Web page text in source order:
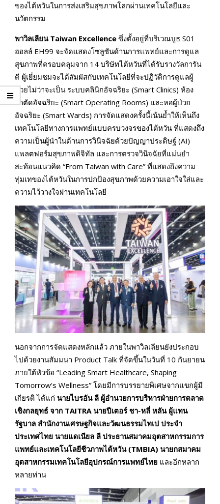
ของไต้หวันในการส่งเสริมสุขภาพโลกผ่านเทคโนโลยีและ
นวัตกรรม
พาวิลเลียน Taiwan Excellence ซึ่งตั้งอยู่ที่บริเวณบูธ S01
ฮอลล์ EH99 จะจัดแสดงโซลูชันด้านการแพทย์และการดูแล
สุขภาพที่ครอบคลุมจาก 14 บริษัทไต้หวันที่ได้รับรางวัลการัน
ตี ผู้เยี่ยมชมจะได้สัมผัสกับเทคโนโลยีที่จะปฏิวัติการดูแลผู้
ป่วยไม่ว่าจะเป็น ระบบคลินิกอัจฉริยะ (Smart Clinics) ห้อง
ผ่าตัดอัจฉริยะ (Smart Operating Rooms) และหอผู้ป่วย
อัจฉริยะ (Smart Wards) การจัดแสดงครั้งนี้เน้นย้ำให้เห็นถึง
เทคโนโลยีทางการแพทย์แบบครบวงจรของไต้หวัน ที่แสดงถึง
ความเป็นผู้นำในด้านการวินิจฉัยด้วยปัญญาประดิษฐ์ (AI)
แพลตฟอร์มสุขภาพดิจิทัล และการตรวจวินิจฉัยที่แม่นยำ
สะท้อนแนวคิด “From Taiwan with Care” ที่แสดงถึงความ
ทุ่มเทของไต้หวันในการปกป้องสุขภาพด้วยความเอาใจใส่และ
ความไว้วางใจผ่านเทคโนโลยี
นอกจากการจัดแสดงหลักแล้ว ภายในพาวิลเลียนยังประกอบ
ไปด้วยงานสัมมนา Product Talk ที่จัดขึ้นในวันที่ 10 กันยายน
ภายใต้หัวข้อ “Leading Smart Healthcare, Shaping
Tomorrow’s Wellness” โดยมีการบรรยายพิเศษจากแขกผู้มี
เกียรติ ได้แก่ นายไบรอัน ลี ผู้อำนวยการบริหารฝ่ายการตลาด
เชิงกลยุทธ์ จาก TAITRA นายปีเตอร์ ชา-หลี่ หลัน ผู้แทน
รัฐบาล สำนักงานเศรษฐกิจและวัฒนธรรมไทเป ประจำ
ประเทศไทย นายแดเนียล ลี ประธานสมาคมอุตสาหกรรมการ
แพทย์และเทคโนโลยีชีวภาพไต้หวัน (TMBIA) นายกสมาคม
อุตสาหกรรมเทคโนโลยีอุปกรณ์การแพทย์ไทย และอีกหลาก
หลายท่าน